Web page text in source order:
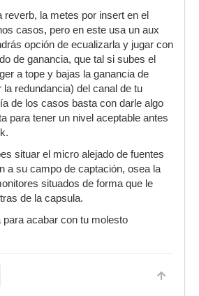
reverb, la metes por insert en el
casos, pero en este usa un aux
opción de ecualizarla y jugar con
de ganancia, que tal si subes el
a tope y bajas la ganancia de
la redundancia) del canal de tu
de los casos basta con darle algo
para tener un nivel aceptable antes
situar el micro alejado de fuentes
a su campo de captación, osea la
situados de forma que le
de la capsula.
para acabar con tu molesto